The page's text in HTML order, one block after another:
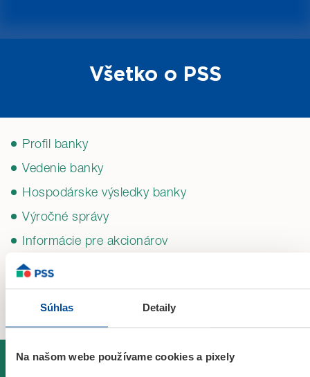
Súhlas Detaily
Na našom webe používame cookies a pixely
Všetko o PSS
Profil banky
Vedenie banky
Hospodárske výsledky banky
Výročné správy
Informácie pre akcionárov
Spoločenská zodpovednosť
Kariéra v PSS